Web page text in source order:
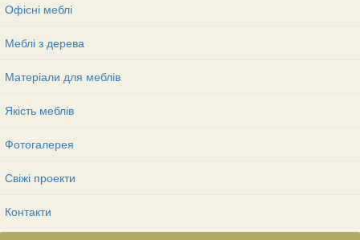
Офісні меблі
Меблі з дерева
Матеріали для меблів
Якість меблів
Фотогалерея
Свіжі проекти
Контакти